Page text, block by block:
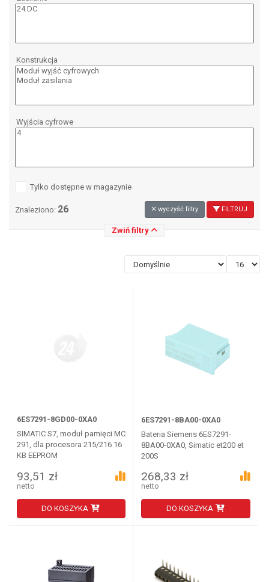
Konstrukcja
Wyjścia cyfrowe
Tylko dostępne w magazynie
Znaleziono: 26 wyczyść filtry FILTRUJ
Zwiń filtry
6ES7291-8GD00-0XA0
SIMATIC S7, moduł pamięci MC
291, dla procesora 215/216 16
KB EEPROM
93,51 zł
netto
DO KOSZYKA
6ES7291-8BA00-0XA0
Bateria Siemens 6ES7291-
8BA00-0XA0, Simatic et200 et
200S
268,33 zł
netto
DO KOSZYKA